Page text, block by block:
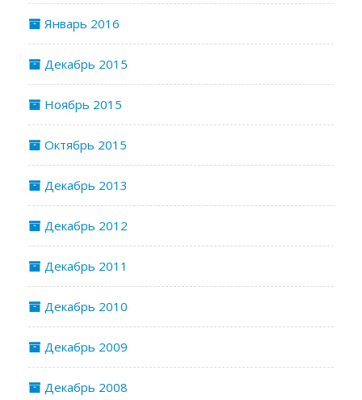
Январь 2016
Декабрь 2015
Ноябрь 2015
Октябрь 2015
Декабрь 2013
Декабрь 2012
Декабрь 2011
Декабрь 2010
Декабрь 2009
Декабрь 2008